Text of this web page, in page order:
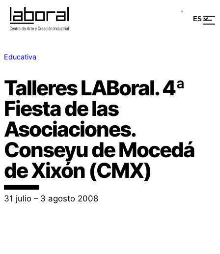
Educativa
Talleres LABoral. 4ª
Fiesta de las
Asociaciones.
Conseyu de Mocedá
de Xixón (CMX)
31 julio – 3 agosto 2008